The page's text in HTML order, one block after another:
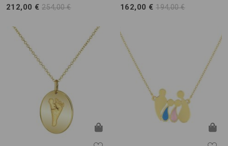
212,00 €254,00 €
162,00 €194,00 €